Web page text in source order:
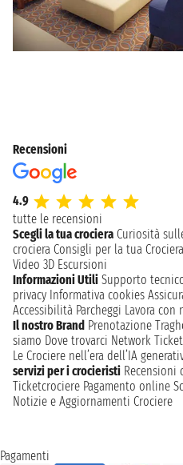
Recensioni
4.9
tutte le recensioni
Scegli la tua crociera Curiosità
crociera Consigli per la tua Crociera
Video 3D Escursioni
Informazioni Utili Supporto
privacy Informativa cookies
Accessibilità Parcheggi Lavora con
Il nostro Brand Prenotazione
siamo Dove trovarci Network
Le Crociere nell’era dell’IA
servizi per i crocieristi Recensioni
Ticketcrociere Pagamento online
Notizie e Aggiornamenti Crociere
Pagamenti